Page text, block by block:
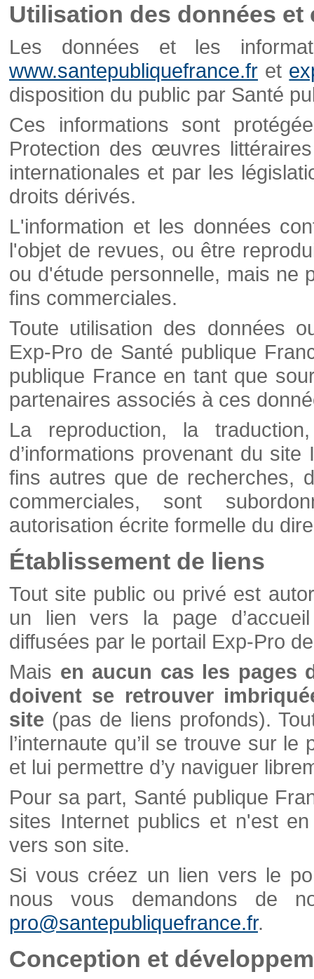
Utilisation des données et
Les données et les
www.santepubliquefrance.fr et
disposition du public par Santé
Ces informations sont
Protection des œuvres
internationales et par les
droits dérivés.
L'information et les données
l'objet de revues, ou être
ou d'étude personnelle, mais ne
fins commerciales.
Toute utilisation des données
Exp-Pro de Santé publique
publique France en tant que
partenaires associés à ces
La reproduction, la
d’informations provenant du
fins autres que de recherches,
commerciales, sont
autorisation écrite formelle du
Établissement de liens
Tout site public ou privé est
un lien vers la page
diffusées par le portail Exp-Pro
Mais en aucun cas les pages
doivent se retrouver
site (pas de liens profonds).
l’internaute qu’il se trouve sur
et lui permettre d’y naviguer
Pour sa part, Santé publique
sites Internet publics et n'est
vers son site.
Si vous créez un lien vers le
nous vous demandons de
pro@santepubliquefrance.fr.
Conception et